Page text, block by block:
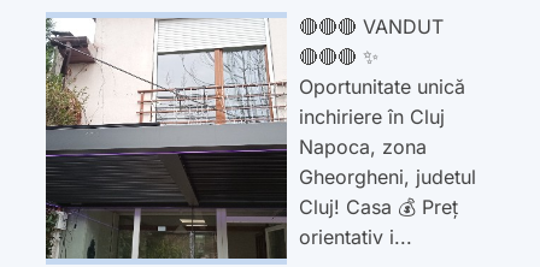
🔴🔴🔴 VANDUT
🔴🔴🔴 ✨
Oportunitate unică
inchiriere în Cluj
Napoca, zona
Gheorgheni, judetul
Cluj! Casa 💰 Preț
orientativ i...